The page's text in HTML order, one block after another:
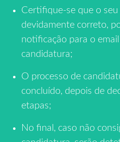
Certifique-se que o seu
devidamente correto,
notificação para o
candidatura;
O processo de
concluído, depois de
etapas;
No final, caso não